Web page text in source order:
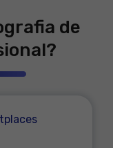
de